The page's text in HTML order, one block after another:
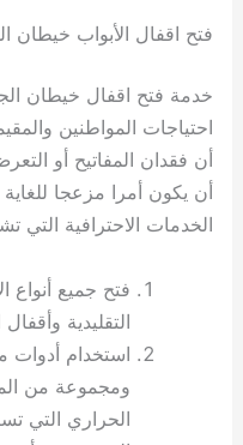
فتح اقفال الأبواب خيطان
خدمة فتح اقفال خيطان
احتياجات المواطنين
أن فقدان المفاتيح أو
أن يكون أمرا مزعجا
الخدمات الاحترافية التي
فتح جميع أنواع
التقليدية
استخدام
ومجموعة من
الحراري التي